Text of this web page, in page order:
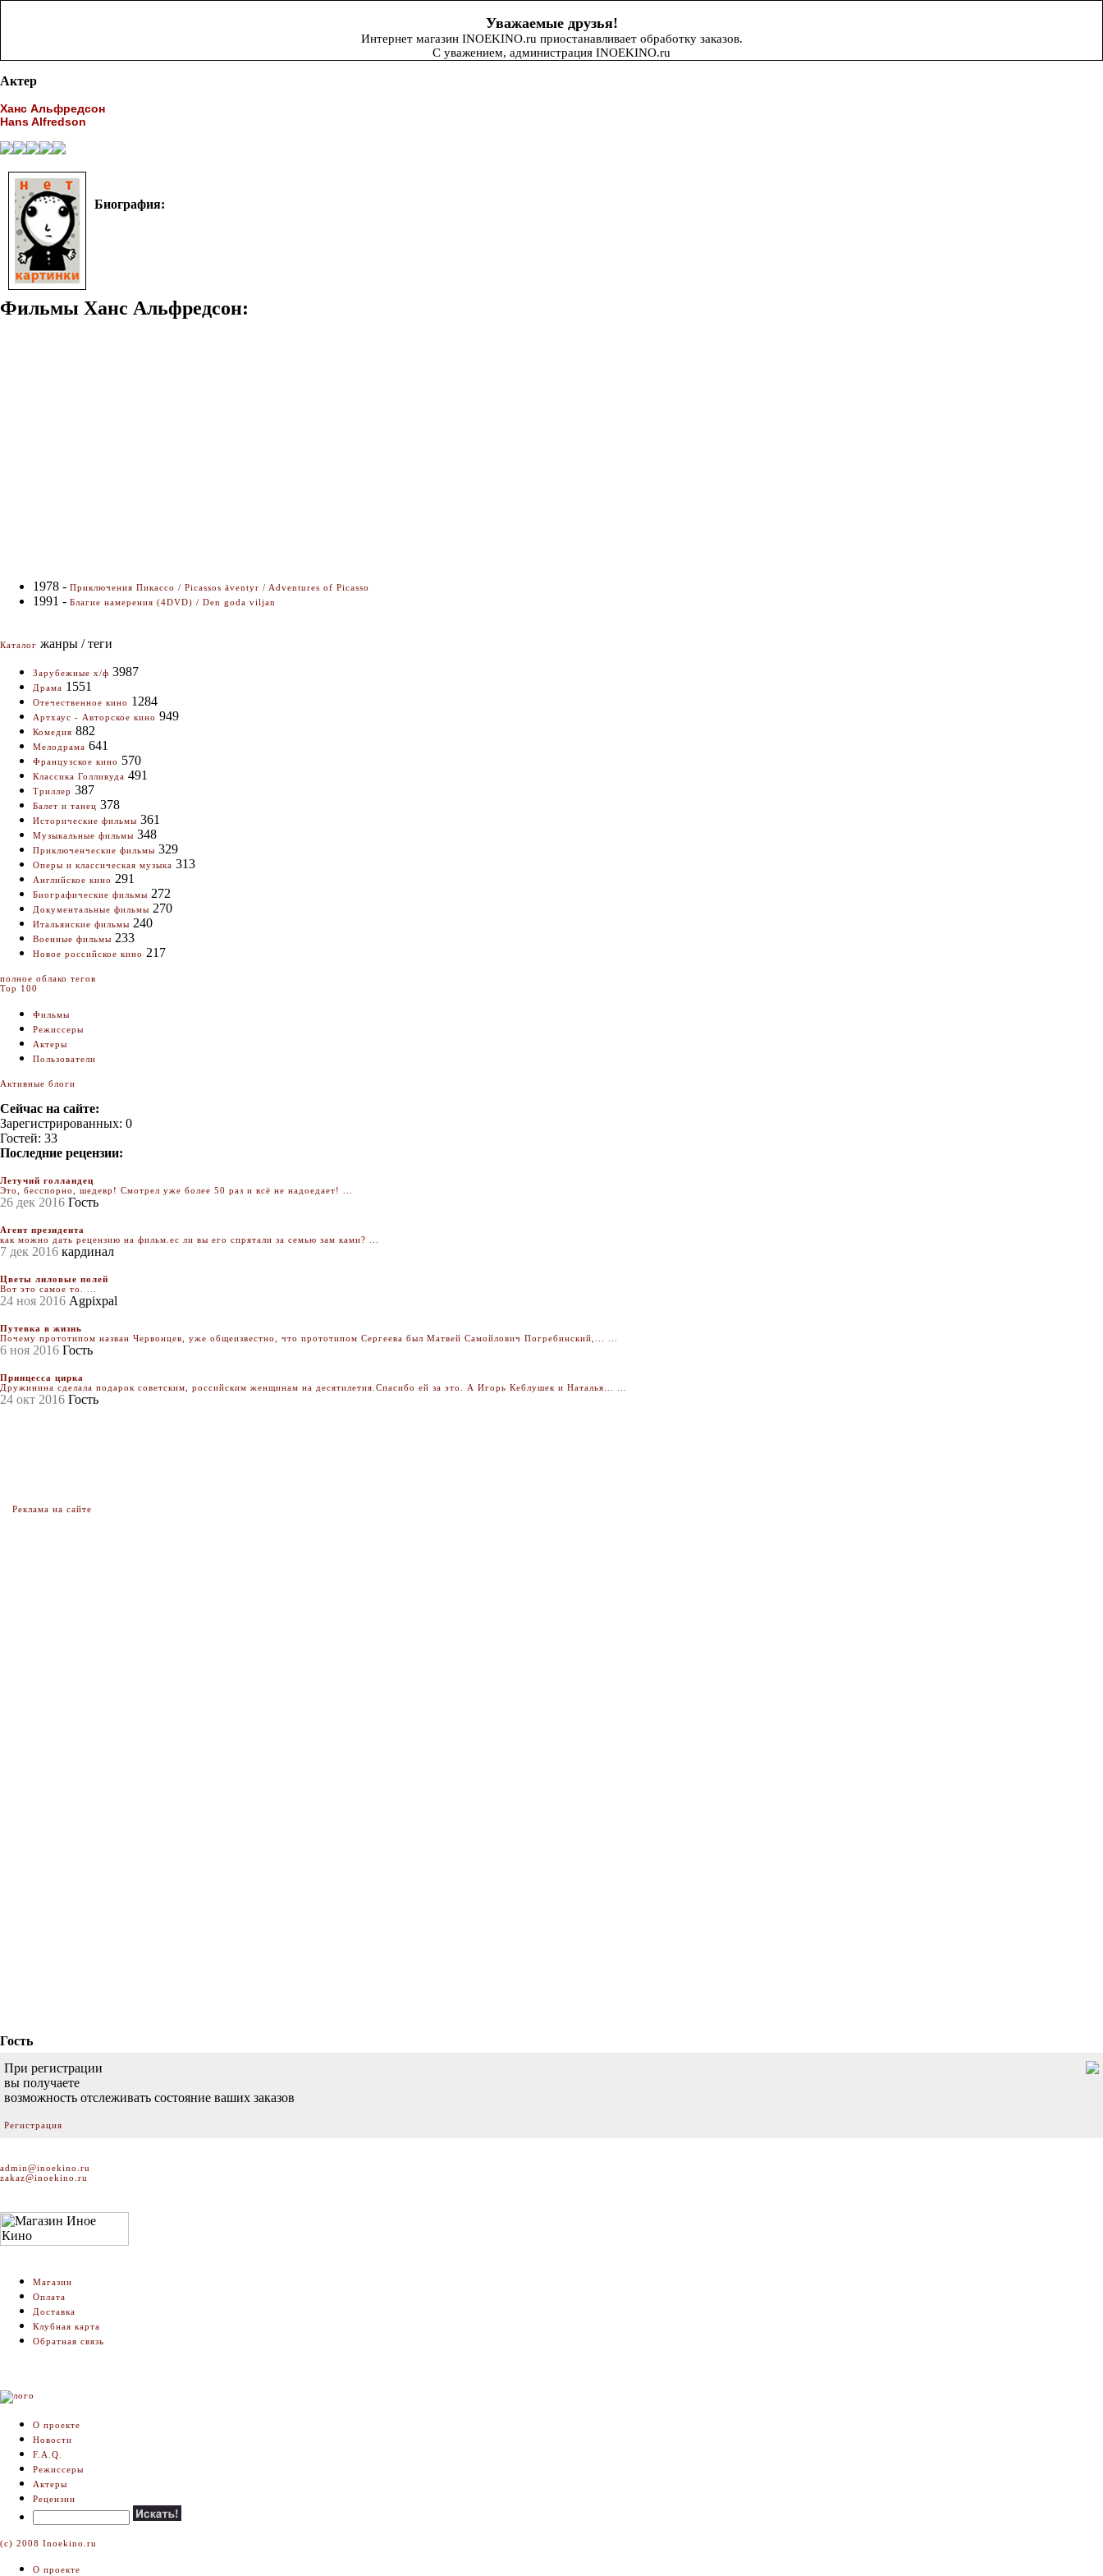
Уважаемые друзья!
Интернет магазин INOEKINO.ru приостанавливает обработку заказов.
С уважением, администрация INOEKINO.ru
Актер
Ханс Альфредсон
Hans Alfredson
Биография:
Фильмы Ханс Альфредсон:
1978 - Приключения Пикассо / Picassos äventyr / Adventures of Picasso
1991 - Благие намерения (4DVD) / Den goda viljan
Каталог жанры / теги
Зарубежные х/ф 3987
Драма 1551
Отечественное кино 1284
Артхаус - Авторское кино 949
Комедия 882
Мелодрама 641
Французское кино 570
Классика Голливуда 491
Триллер 387
Балет и танец 378
Исторические фильмы 361
Музыкальные фильмы 348
Приключенческие фильмы 329
Оперы и классическая музыка 313
Английское кино 291
Биографические фильмы 272
Документальные фильмы 270
Итальянские фильмы 240
Военные фильмы 233
Новое российское кино 217
полное облако тегов
Top 100
Фильмы
Режиссеры
Актеры
Пользователи
Активные блоги
Сейчас на сайте:
Зарегистрированных: 0
Гостей: 33
Последние рецензии:
Летучий голландец
Это, бесспорно, шедевр! Смотрел уже более 50 раз и всё не надоедает! ...
26 дек 2016 Гость
Агент президента
как можно дать рецензию на фильм.ес ли вы его спрятали за семью зам ками? ...
7 дек 2016 кардинал
Цветы лиловые полей
Вот это самое то. ...
24 ноя 2016 Agpixpal
Путевка в жизнь
Почему прототипом назван Червонцев, уже общеизвестно, что прототипом Сергеева был Матвей Самойлович Погребинский,... ...
6 ноя 2016 Гость
Принцесса цирка
Дружинина сделала подарок советским, российским женщинам на десятилетия.Спасибо ей за это. А Игорь Кеблушек и Наталья... ...
24 окт 2016 Гость
Реклама на сайте
Гость
При регистрации
вы получаете
возможность отслеживать состояние ваших заказов
Регистрация
admin@inoekino.ru
zakaz@inoekino.ru
Магазин
Оплата
Доставка
Клубная карта
Обратная связь
О проекте
Новости
F.A.Q.
Режиссеры
Актеры
Рецензии
(c) 2008 Inoekino.ru
О проекте